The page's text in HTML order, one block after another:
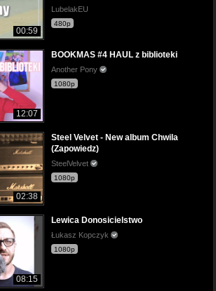
00:59
LubelakEU
480p
12:07
BOOKMAS #4 HAUL z biblioteki
Another Pony
1080p
02:38
Steel Velvet - New album Chwila
(Zapowiedz)
SteelVelvet
1080p
08:15
Lewica Donosicielstwo
Łukasz Kopczyk
1080p